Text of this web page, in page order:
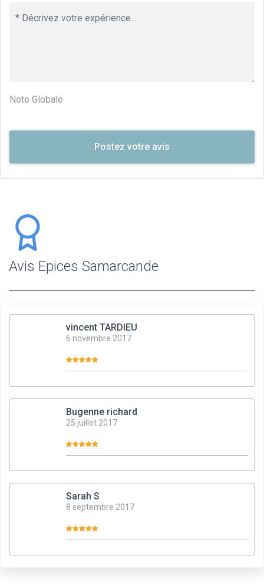
Note Globale
Avis Epices Samarcande
vincent TARDIEU
6 novembre 2017
Bugenne richard
25 juillet 2017
Sarah S
8 septembre 2017